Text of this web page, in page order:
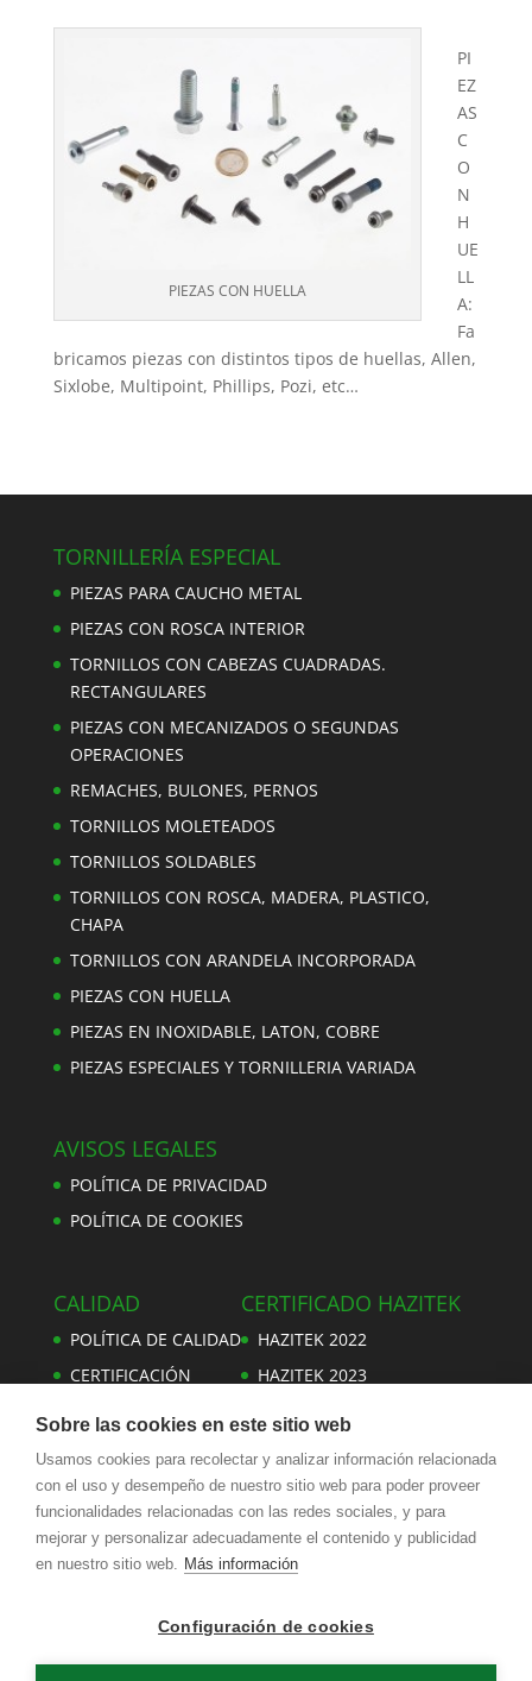
PIEZAS CON HUELLA
PI
EZ
AS
C
O
N
H
UE
LL
A:
Fa
bricamos piezas con distintos tipos de huellas, Allen,
Sixlobe, Multipoint, Phillips, Pozi, etc…
TORNILLERÍA ESPECIAL
PIEZAS PARA CAUCHO METAL
PIEZAS CON ROSCA INTERIOR
TORNILLOS CON CABEZAS CUADRADAS.
RECTANGULARES
PIEZAS CON MECANIZADOS O SEGUNDAS
OPERACIONES
REMACHES, BULONES, PERNOS
TORNILLOS MOLETEADOS
TORNILLOS SOLDABLES
TORNILLOS CON ROSCA, MADERA, PLASTICO,
CHAPA
TORNILLOS CON ARANDELA INCORPORADA
PIEZAS CON HUELLA
PIEZAS EN INOXIDABLE, LATON, COBRE
PIEZAS ESPECIALES Y TORNILLERIA VARIADA
AVISOS LEGALES
POLÍTICA DE PRIVACIDAD
POLÍTICA DE COOKIES
CALIDAD
POLÍTICA DE CALIDAD
CERTIFICACIÓN
CERTIFICADO HAZITEK
HAZITEK 2022
HAZITEK 2023
TORNILLERÍA SEGUR
Pol. San Lorenzo Amillaga, | 16 C.P.: 20570 Bergara
Tel.: 943 762 640 / 1
Latitud: 43.124401
Longitud: -2.42403
segur@tornilleriasegur.com
Sobre las cookies en este sitio web
Usamos cookies para recolectar y analizar información relacionada
con el uso y desempeño de nuestro sitio web para poder proveer
funcionalidades relacionadas con las redes sociales, y para
mejorar y personalizar adecuadamente el contenido y publicidad
en nuestro sitio web. Más información
Configuración de cookies